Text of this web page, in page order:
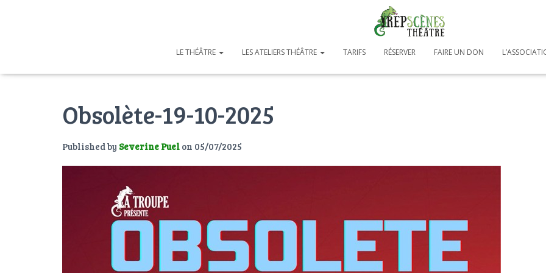
LE THÉÂTRE LES ATELIERS THÉÂTRE TARIFS RÉSERVER FAIRE UN DON
Obsolète-19-10-2025
Published by Severine Puel on 05/07/2025